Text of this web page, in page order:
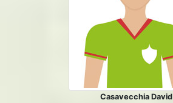
Casavecchia David